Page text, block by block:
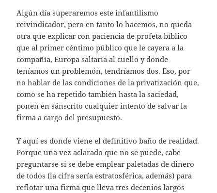
Algún día superaremos este infantilismo
reivindicador, pero en tanto lo hacemos, no queda
otra que explicar con paciencia de profeta bíblico
que al primer céntimo público que le cayera a la
compañía, Europa saltaría al cuello y donde
teníamos un problemón, tendríamos dos. Eso, por
no hablar de las condiciones de la privatización que,
como se ha repetido también hasta la saciedad,
ponen en sánscrito cualquier intento de salvar la
firma a cargo del presupuesto.
Y aquí es donde viene el definitivo baño de realidad.
Porque una vez aclarado que no se puede, cabe
preguntarse si se debe emplear paletadas de dinero
de todos (la cifra sería estratosférica, además) para
reflotar una firma que lleva tres decenios largos